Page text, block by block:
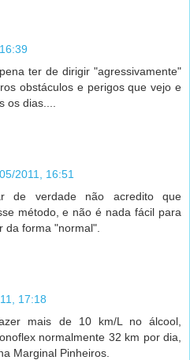
ter de dirigir "agressivamente"
obstáculos e perigos que vejo e
os dias....
2011, 16:51
de verdade não acredito que
método, e não é nada fácil para
da forma "normal".
17:18
mais de 10 km/L no álcool,
normalmente 32 km por dia,
Marginal Pinheiros.